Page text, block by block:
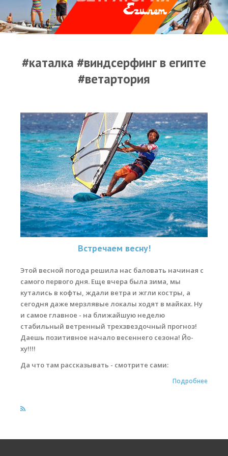
Прогноз погоды
Оборудование
Виртуальный тур Ганет Синай
ВиндСерфКидс
Новости
Медиа
Медиа архив
Фотки
Видео
Места катания
Наши Станции
Ветратория.Вьетнам
Ветратория Россия
Ветратория.Египет
Обучение виндсерфингу
Система скидок
#каталка #виндсерфинг в египте
#ветартория
Встречаем весну!
Этой весной погода решила нас баловать начиная с
самого первого дня. Еще вчера была зима, мы
кутались в кофты, ждали ветра и жгли костры, а
сегодня даже мерзлявые локалы ходят в майках. Ну
и самое главное - на ближайшую неделю
стабильный ветренный трехзвездочный прогноз!
Даешь позитивное начало весеннего сезона! Йо-
ху!!!!
Да что там рассказывать - смотрите сами:
Подробнее